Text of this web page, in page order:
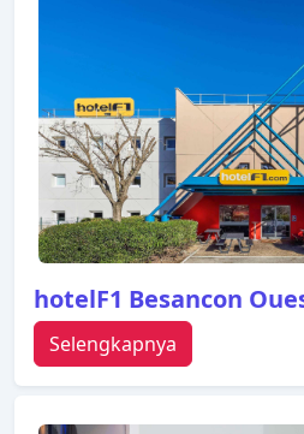
hotelF1 Besancon
Selengkapnya